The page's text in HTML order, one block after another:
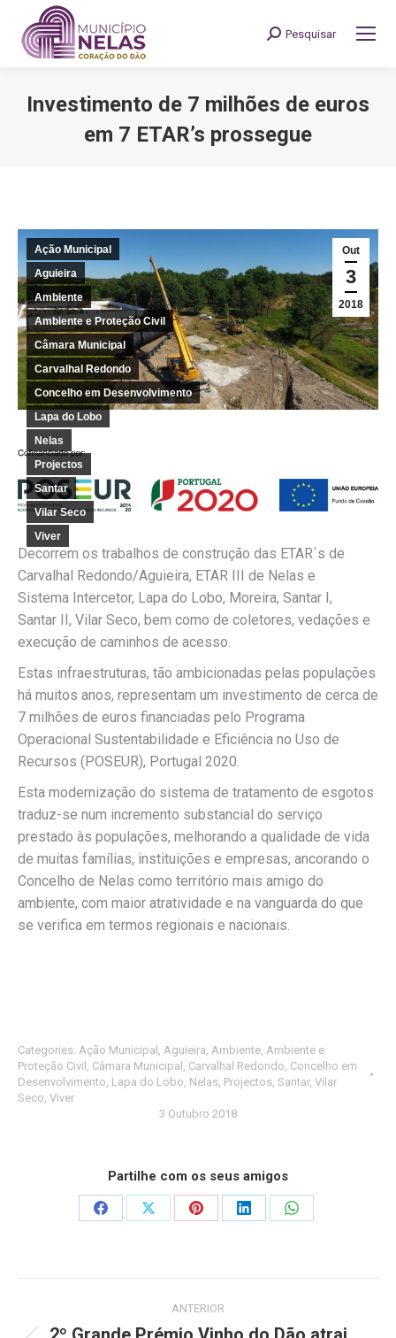
Search:
Pesquisar
Investimento de 7 milhões de euros
em 7 ETAR’s prossegue
Out
3
2018
Ação Municipal
Aguieira
Ambiente
Ambiente e Proteção Civil
Câmara Municipal
Carvalhal Redondo
Concelho em Desenvolvimento
Lapa do Lobo
Nelas
Projectos
Santar
Vilar Seco
Viver
Decorrem os trabalhos de construção das ETAR´s de
Carvalhal Redondo/Aguieira, ETAR III de Nelas e
Sistema Intercetor, Lapa do Lobo, Moreira, Santar I,
Santar II, Vilar Seco, bem como de coletores, vedações e
execução de caminhos de acesso.
Estas infraestruturas, tão ambicionadas pelas populações
há muitos anos, representam um investimento de cerca de
7 milhões de euros financiadas pelo Programa
Operacional Sustentabilidade e Eficiência no Uso de
Recursos (POSEUR), Portugal 2020.
Esta modernização do sistema de tratamento de esgotos
traduz-se num incremento substancial do serviço
prestado às populações, melhorando a qualidade de vida
de muitas famílias, instituições e empresas, ancorando o
Concelho de Nelas como território mais amigo do
ambiente, com maior atratividade e na vanguarda do que
se verifica em termos regionais e nacionais.
Categories: Ação Municipal , Aguieira, Ambiente, Ambiente e
Proteção Civil , Câmara Municipal , Carvalhal Redondo, Concelho em
Desenvolvimento, Lapa do Lobo, Nelas, Projectos, Santar, Vilar
Seco, Viver
3 Outubro 2018
Partilhe com os seus amigos
Share
Share
Share
Share
Share
ANTERIOR